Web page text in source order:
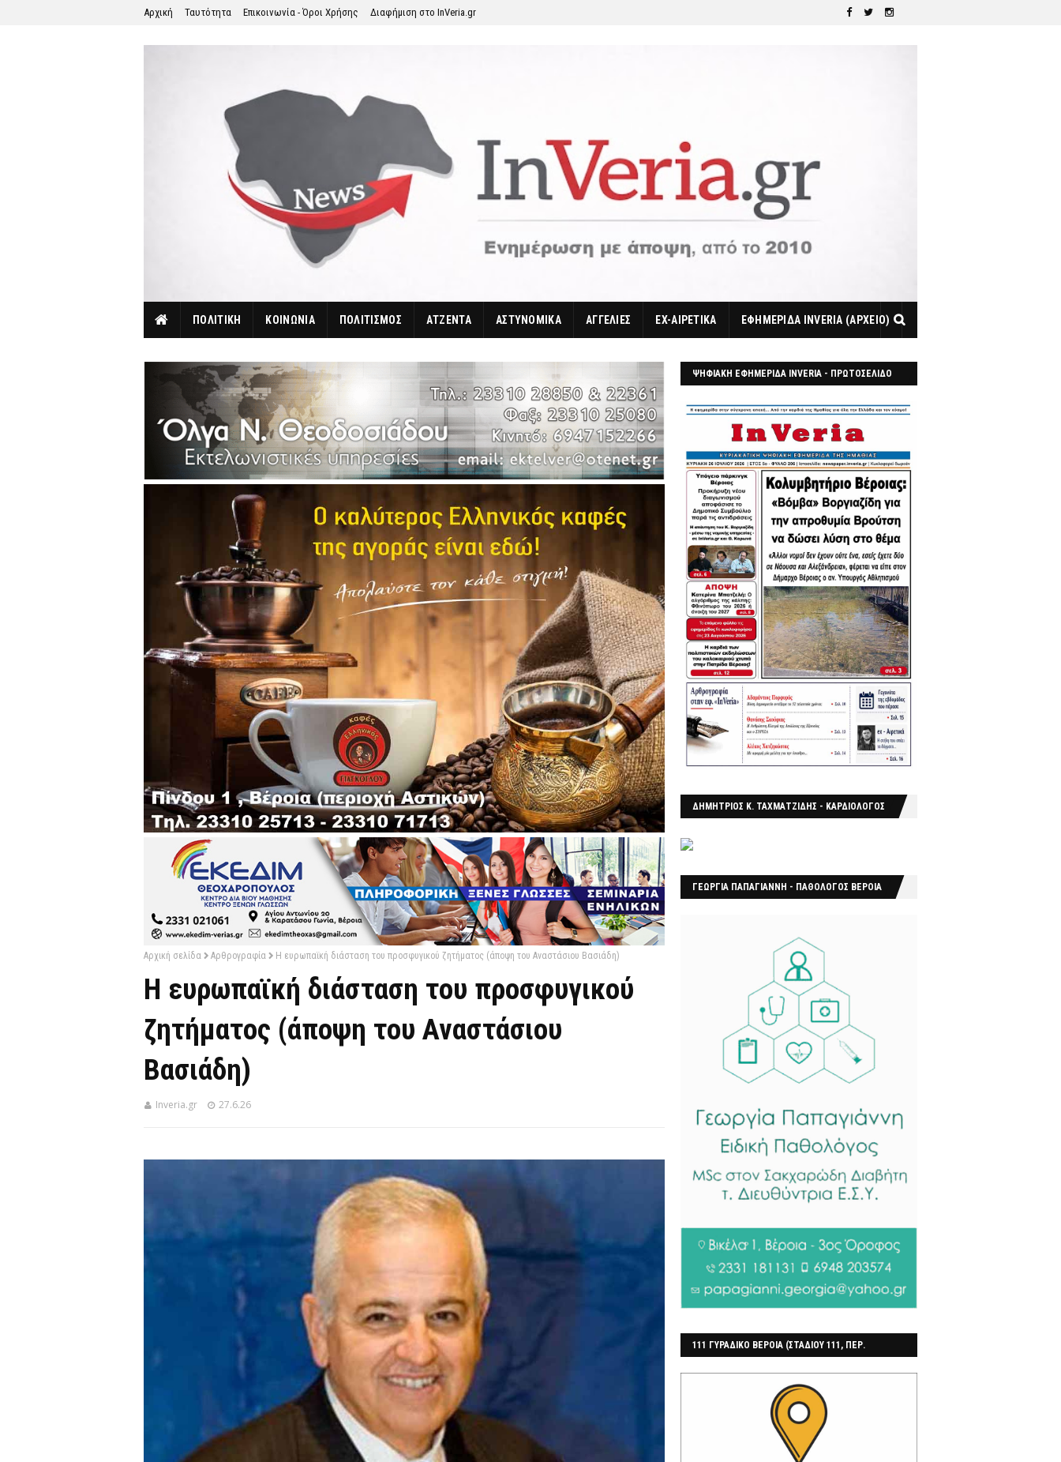
Αρχική Ταυτότητα Επικοινωνία - Όροι Χρήσης Διαφήμιση στο InVeria.gr
ΠΟΛΙΤΙΚΗ ΚΟΙΝΩΝΙΑ ΠΟΛΙΤΙΣΜΟΣ ΑΤΖΕΝΤΑ ΑΣΤΥΝΟΜΙΚΑ ΑΓΓΕΛΙΕΣ EX-ΑΙΡΕΤΙΚΑ ΕΦΗΜΕΡΙΔΑ INVERIA (ΑΡΧΕΙΟ)
Αρχική σελίδα Αρθρογραφία Η ευρωπαϊκή διάσταση του προσφυγικού ζητήματος (άποψη του Αναστάσιου Βασιάδη)
Η ευρωπαϊκή διάσταση του προσφυγικού
ζητήματος (άποψη του Αναστάσιου
Βασιάδη)
Inveria.gr 27.6.26
ΨΗΦΙΑΚΗ ΕΦΗΜΕΡΙΔΑ INVERIA - ΠΡΩΤΟΣΕΛΙΔΟ
ΔΗΜΗΤΡΙΟΣ Κ. ΤΑΧΜΑΤΖΙΔΗΣ - ΚΑΡΔΙΟΛΟΓΟΣ
ΓΕΩΡΓΙΑ ΠΑΠΑΓΙΑΝΝΗ - ΠΑΘΟΛΟΓΟΣ ΒΕΡΟΙΑ
111 ΓΥΡΑΔΙΚΟ ΒΕΡΟΙΑ (ΣΤΑΔΙΟΥ 111, ΠΕΡ.